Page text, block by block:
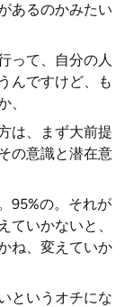
あるのかみたい
って、自分の人
んですけど、も
、
は、まず大前提
の意識と潜在意
95%の。それが
ていかないと、
ね、変えていか
というオチにな